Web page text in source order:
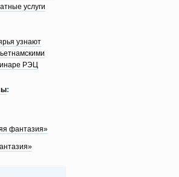
услуги
узнают
РЭЦ
:
фантазия»